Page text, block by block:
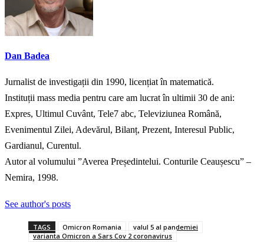
Dan Badea
Jurnalist de investigații din 1990, licențiat în matematică.
Instituții mass media pentru care am lucrat în ultimii 30 de ani:
Expres, Ultimul Cuvânt, Tele7 abc, Televiziunea Română,
Evenimentul Zilei, Adevărul, Bilanț, Prezent, Interesul Public,
Gardianul, Curentul.
Autor al volumului ”Averea Președintelui. Conturile Ceaușescu” –
Nemira, 1998.
See author's posts
TAGS Omicron Romania
valul 5 al pandemiei
varianta Omicron a Sars Cov 2 coronavirus